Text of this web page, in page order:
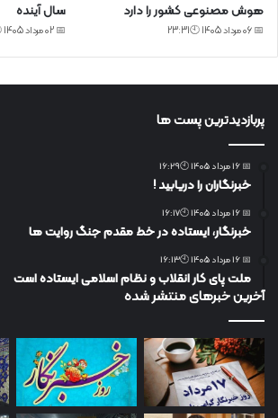
هوش مصنوعی کشور را دارد
📅 06 مرداد 1405 🕙23:31
سال آینده
📅 02 مرداد 1405 🕙18:47
پربازدیدترین پست ها
📅 16 مرداد 1405 🕙16:29
خبرنگاران را دریابید !
📅 16 مرداد 1405 🕙16:17
خبرنگار، ایستاده در خط مقدم جنگ روایت ها
📅 16 مرداد 1405 🕙16:13
ملت پای کار انقلاب و نظام اسلامی ایستاده است
آخرین خبرهای منتشر شده